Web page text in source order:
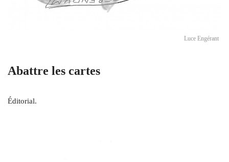
Luce Engérant
Abattre les cartes
Éditorial.